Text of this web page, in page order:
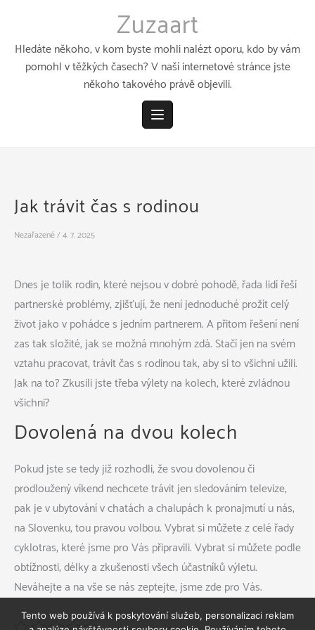
obsahu
Zuzaart
Hledáte někoho, v kom byste mohli nalézt oporu, kdo by vám
pomohl v těžkých časech? V naší internetové stránce jste
někoho takového právě objevili.
Jak trávit čas s rodinou
Nezařazené/4. 7. 2025
Dnes je tolik rodin, které nejsou v dobré pohodě, řada lidí řeší
partnerské problémy, zjišťují, že není jednoduché prožít celý
život jako v pohádce s jedním partnerem. A přitom řešení není
zas tak složité, jak se možná mnohým zdá. Stačí jen na svém
vztahu pracovat, trávit čas s rodinou tak, aby si to všichni užili.
Jak na to? Zkusili jste třeba výlety na kolech, které zvládnou
všichni?
Dovolená na dvou kolech
Pokud jste se tedy již rozhodli, že svou dovolenou či
prodloužený víkend nechcete trávit jen sledováním televize,
pak je v ubytování vchatách a chalupách k pronajmutíu nás,
na Slovenku, tou pravou volbou. Vybrat si můžete z celé řady
cyklotras, které jsme pro Vás připravili. Vybrat si můžete podle
obtížnosti, délky a zkušenosti všech účastníků výletu.
Neváhejte a na vše se nás zeptejte, jsme zde pro Vás.
Tento web používá k poskytování služeb, personalizaci reklam